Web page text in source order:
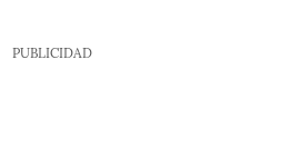
PUBLICIDAD